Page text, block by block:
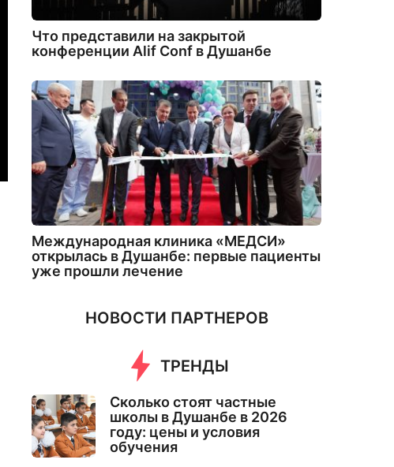
Что представили на закрытой
конференции Alif Conf в Душанбе
Международная клиника «МЕДСИ»
открылась в Душанбе: первые пациенты
уже прошли лечение
НОВОСТИ ПАРТНЕРОВ
ТРЕНДЫ
Сколько стоят частные
школы в Душанбе в 2026
году: цены и условия
обучения